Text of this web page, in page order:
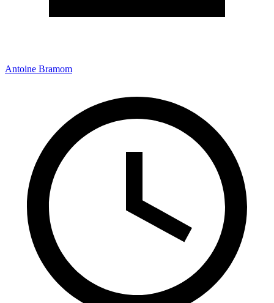
Antoine Bramom